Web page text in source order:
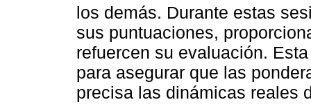
los demás. Durante estas
sus puntuaciones,
refuercen su evaluación.
para asegurar que las
precisa las dinámicas reales